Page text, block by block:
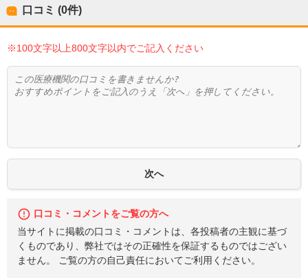
口コミ (0件)
※100文字以上800文字以内でご記入ください
口コミ・コメントをご覧の方へ
当サイトに掲載の口コミ・コメントは、各投稿者の主観に基づ
くものであり、弊社ではその正確性を保証するものではござい
ません。 ご覧の方の自己責任においてご利用ください。